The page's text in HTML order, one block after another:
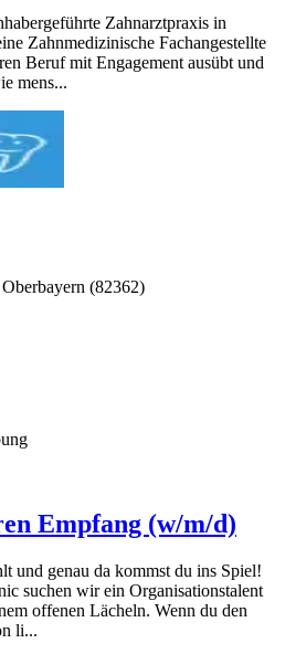
Zahnarztpraxis in
Zahnmedizinische Fachangestellte
Beruf mit Engagement ausübt und
mens...
(82362)
Empfang (w/m/d)
und genau da kommst du ins Spiel!
suchen wir ein Organisationstalent
offenen Lächeln. Wenn du den
li...